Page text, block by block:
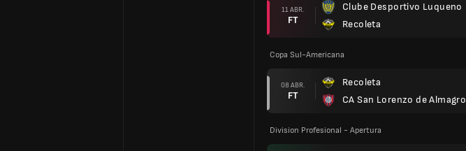
11 ABR.
FT
Clube Desportivo Luqueno
Recoleta
Copa Sul-Americana
08 ABR.
FT
Recoleta
CA San Lorenzo de Almagro
Division Profesional - Apertura